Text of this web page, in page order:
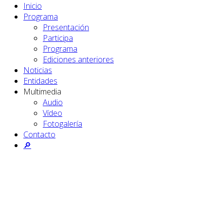
Inicio
Programa
Presentación
Participa
Programa
Ediciones anteriores
Noticias
Entidades
Multimedia
Audio
Vídeo
Fotogalería
Contacto
🔎